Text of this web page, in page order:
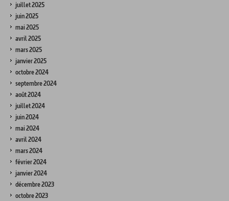
juillet 2025
juin 2025
mai 2025
avril 2025
mars 2025
janvier 2025
octobre 2024
septembre 2024
août 2024
juillet 2024
juin 2024
mai 2024
avril 2024
mars 2024
février 2024
janvier 2024
décembre 2023
octobre 2023